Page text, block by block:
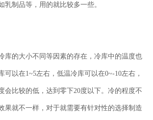
乳制品等，用的就比较多一些。
库的大小不同等因素的存在，冷库中的温度也
可以在1~5左右，低温冷库可以在0~-10左右，
会比较的低，达到零下20度以下。冷的程度不
果就不一样，对于就需要有针对性的选择制造